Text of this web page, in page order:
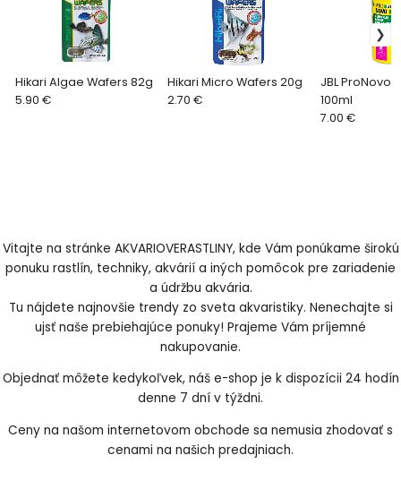
Hikari Algae Wafers 82g
5.90 €
Hikari Micro Wafers 20g
2.70 €
JBL ProNovo
100ml
7.00 €
Vitajte na stránke AKVARIOVERASTLINY, kde Vám ponúkame širokú
ponuku rastlín, techniky, akvárií a iných pomôcok pre zariadenie
a údržbu akvária.
Tu nájdete najnovšie trendy zo sveta akvaristiky. Nenechajte si
ujsť naše prebiehajúce ponuky! Prajeme Vám príjemné
nakupovanie.
Objednať môžete kedykoľvek, náš e-shop je k dispozícii 24 hodín
denne 7 dní v týždni.
Ceny na našom internetovom obchode sa nemusia zhodovať s
cenami na našich predajniach.